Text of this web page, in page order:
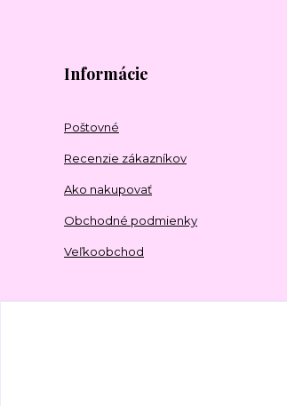
Informácie
Poštovné
Recenzie zákazníkov
Ako nakupovať
Obchodné podmienky
Veľkoobchod